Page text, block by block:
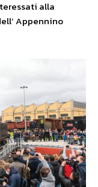
alla
Appennino